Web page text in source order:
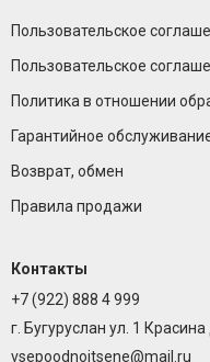
Пользовательское
Пользовательское
Политика в отношении
Гарантийное
Возврат, обмен
Правила продажи
Контакты
+7 (922) 888 4 999
г. Бугуруслан ул. 1 Красина
vsepoodnoitsene@mail.ru